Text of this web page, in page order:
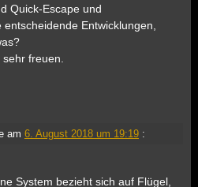
Quick-Escape und
Entwicklungen,
sehr freuen.
am 6. August 2018 um 19:19 :
System bezieht sich auf Flügel,